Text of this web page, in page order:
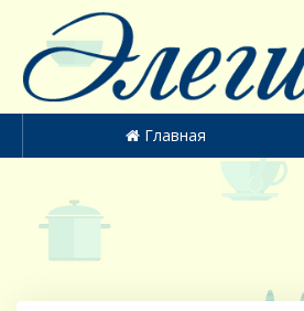
Главная